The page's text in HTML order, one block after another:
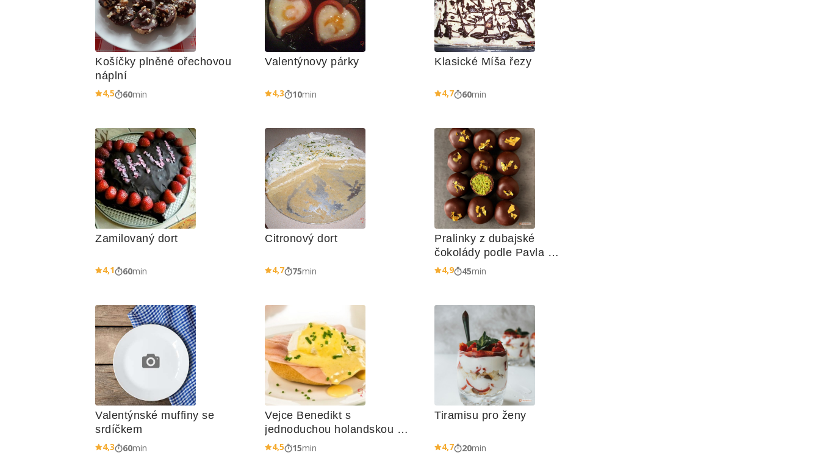
Košíčky plněné ořechovou
náplní
4,5 60min
Valentýnovy párky
4,3 10min
Klasické Míša řezy
4,7 60min
Zamilovaný dort
4,1 60min
Citronový dort
4,7 75min
Pralinky z dubajské
čokolády podle Pavla
Berkyho
4,9 45min
Valentýnské muffiny se
srdíčkem
4,3 60min
Vejce Benedikt s
jednoduchou holandskou
omáčkou
4,5 15min
Tiramisu pro ženy
4,7 20min